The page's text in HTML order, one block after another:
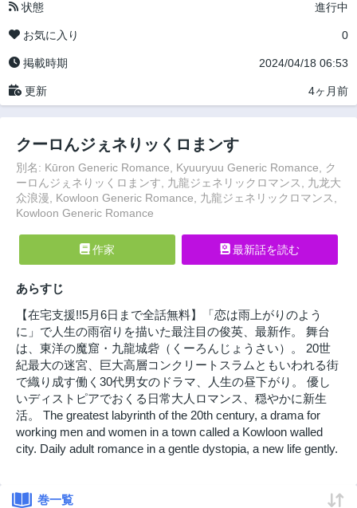
状態
進行中
お気に入り 0
掲載時期 2024/04/18 06:53
更新 4ヶ月前
クーロんジぇネりッくロまンす
別名: Kūron Generic Romance, Kyuuryuu Generic Romance, ク
ーロんジぇネりッくロまンす, 九龍ジェネリックロマンス, 九龙大
众浪漫, Kowloon Generic Romance, 九龍ジェネリックロマンス,
Kowloon Generic Romance
作家 最新話を読む
あらすじ
【在宅支援!!5月6日まで全話無料】「恋は雨上がりのよう
に」で人生の雨宿りを描いた最注目の俊英、最新作。 舞台
は、東洋の魔窟・九龍城砦（くーろんじょうさい）。 20世
紀最大の迷宮、巨大高層コンクリートスラムともいわれる街
で織り成す働く30代男女のドラマ、人生の昼下がり。 優し
いディストピアでおくる日常大人ロマンス、穏やかに新生
活。 The greatest labyrinth of the 20th century, a drama for
working men and women in a town called a Kowloon walled
city. Daily adult romance in a gentle dystopia, a new life gently.
巻一覧